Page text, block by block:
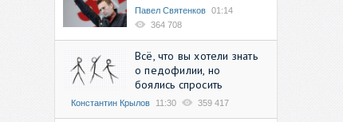
Павел Святенков 01:14
364 708
Всё, что вы хотели знать
о педофилии, но
боялись спросить
Константин Крылов 11:30 359 417